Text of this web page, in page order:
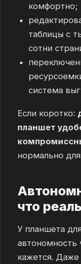
комфортно;
таблицы с
сотни
система
Если коротко:
планшет
нормально
что
У планшета
автономность
кажется.